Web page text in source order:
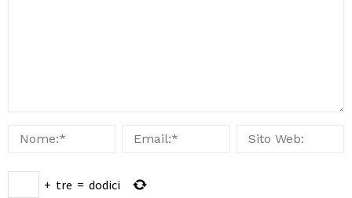
+ tre = dodici